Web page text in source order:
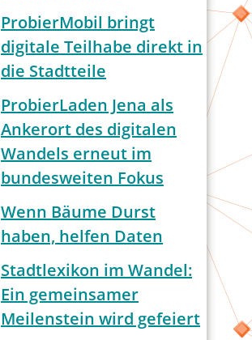
ProbierMobil bringt
digitale Teilhabe direkt in
die Stadtteile
ProbierLaden Jena als
Ankerort des digitalen
Wandels erneut im
bundesweiten Fokus
Wenn Bäume Durst
haben, helfen Daten
Stadtlexikon im Wandel:
Ein gemeinsamer
Meilenstein wird gefeiert